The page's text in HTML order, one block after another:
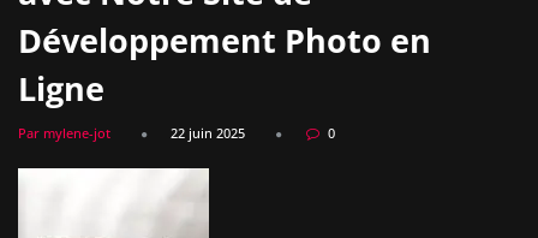
Développement Photo en
Ligne
Par mylene-jot 22 juin 2025 0